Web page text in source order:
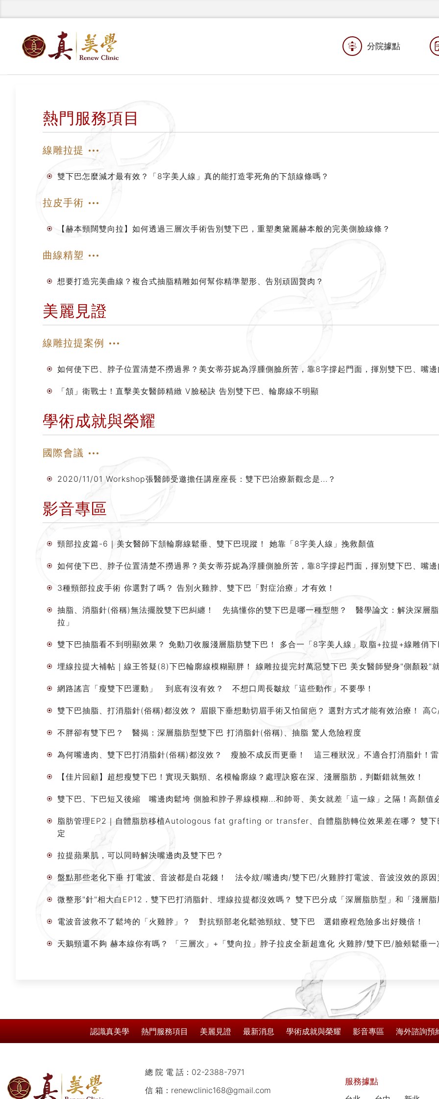
分院據點
熱門服務項目
線雕拉提
雙下巴怎麼減才最有效？「8字美人線」真的能打造零死角的下頷線條嗎？
拉皮手術
【赫本頸闊雙向拉】如何透過三層次手術告別雙下巴，重塑奧黛麗赫本般的完美側臉線條？
曲線精塑
想要打造完美曲線？複合式抽脂精雕如何幫你精準塑形、告別頑固贅肉？
美麗見證
線雕拉提案例
如何使下巴、脖子位置清楚不撈過界？美女蒂芬妮為浮腫側臉所苦，靠8字撐起門面，揮別雙下巴、嘴
「頷」衛戰士！直擊美女醫師精緻 V臉秘訣 告別雙下巴、輪廓線不明顯
學術成就與榮耀
國際會議
2020/11/01 Workshop張醫師受邀擔任講座座長：雙下巴治療新觀念是...？
影音專區
頸部拉皮篇-6｜美女醫師下頷輪廓線鬆垂、雙下巴現蹤！ 她靠「8字美人線」挽救顏值
如何使下巴、脖子位置清楚不撈過界？美女蒂芬妮為浮腫側臉所苦，靠8字撐起門面，揮別雙下巴、嘴
3種頸部拉皮手術 你選對了嗎？ 告別火雞脖、雙下巴「對症治療」才有效！
抽脂、消脂針(俗稱)無法擺脫雙下巴糾纏！ 先搞懂你的雙下巴是哪一種型態？ 醫學論文：解決深層
拉」
雙下巴抽脂看不到明顯效果？ 免動刀收服淺層脂肪雙下巴！ 多合一「8字美人線」取脂+拉提+線雕俏
埋線拉提大補帖｜線王答疑(8)下巴輪廓線模糊顯胖！ 線雕拉提完封萬惡雙下巴 美女醫師變身"側顏殺"
網路謠言「瘦雙下巴運動」 到底有沒有效？ 不想口周長皺紋「這些動作」不要學！
雙下巴抽脂、打消脂針(俗稱)都沒效？ 眉眼下垂想動切眉手術又怕留疤？ 選對方式才能有效治療！ 高
不胖卻有雙下巴？ 醫揭：深層脂肪型雙下巴 打消脂針(俗稱)、抽脂 驚人危險程度
為何嘴邊肉、雙下巴打消脂針(俗稱)都沒效？ 瘦臉不成反而更垂！ 這三種狀況」不適合打消脂針！
【佳片回顧】超想瘦雙下巴！實現天鵝頸、名模輪廓線？處理訣竅在深、淺層脂肪，判斷錯就無效！
雙下巴、下巴短又後縮 嘴邊肉鬆垮 側臉和脖子界線模糊...和帥哥、美女就差「這一線」之隔！高顏值
脂肪管理EP2｜自體脂肪移植Autologous fat grafting or transfer、自體脂肪轉位效果差在哪？ 雙下
定
拉提蘋果肌，可以同時解決嘴邊肉及雙下巴？
盤點那些老化下垂 打電波、音波都是白花錢！ 法令紋/嘴邊肉/雙下巴/火雞脖打電波、音波沒效的原因
微整形"針"相大白EP12．雙下巴打消脂針、埋線拉提都沒效嗎？ 雙下巴分成「深層脂肪型」和「淺層
電波音波救不了鬆垮的「火雞脖」？ 對抗頸部老化鬆弛頸紋、雙下巴 選錯療程危險多出好幾倍！
天鵝頸還不夠 赫本線你有嗎？ 「三層次」+「雙向拉」脖子拉皮全新超進化 火雞脖/雙下巴/臉頰鬆垂一
認識真美學 熱門服務項目 美麗見證 最新消息 學術成就與榮耀 影音專區 海外諮詢預
總 院 電 話： 02-2388-7971
信 箱： renewclinic168@gmail.com
服務據點